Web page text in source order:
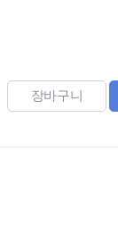
장바구니